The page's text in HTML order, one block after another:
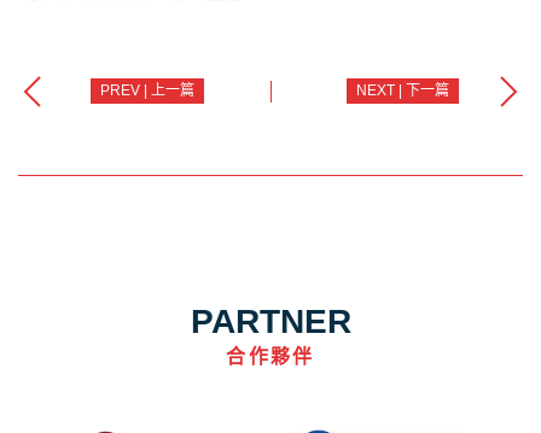
PREV | 上一篇 NEXT | 下一篇
PARTNER
合作夥伴